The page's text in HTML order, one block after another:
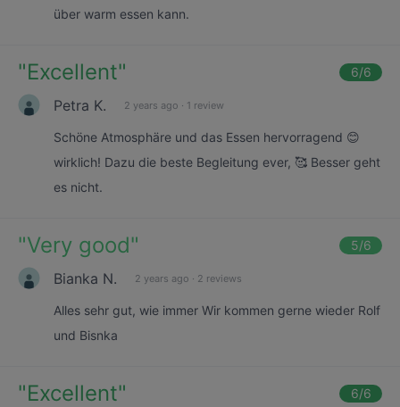
über warm essen kann.
"Excellent" 6/6
Petra K. 2 years ago · 1 review
Schöne Atmosphäre und das Essen hervorragend 😊
wirklich! Dazu die beste Begleitung ever, 🥰 Besser geht
es nicht.
"Very good" 5/6
Bianka N. 2 years ago · 2 reviews
Alles sehr gut, wie immer Wir kommen gerne wieder Rolf
und Bisnka
"Excellent" 6/6